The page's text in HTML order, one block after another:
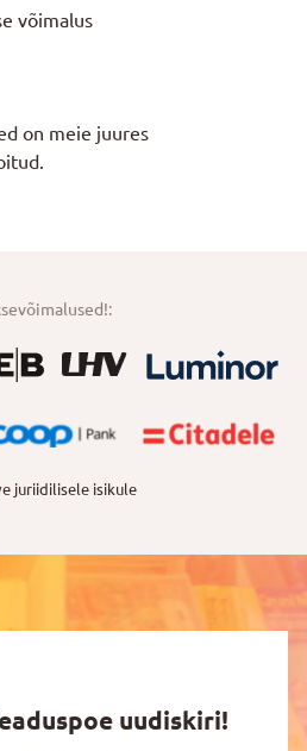
võimalus
on meie juures
juriidilisele isikule
uudiskiri!